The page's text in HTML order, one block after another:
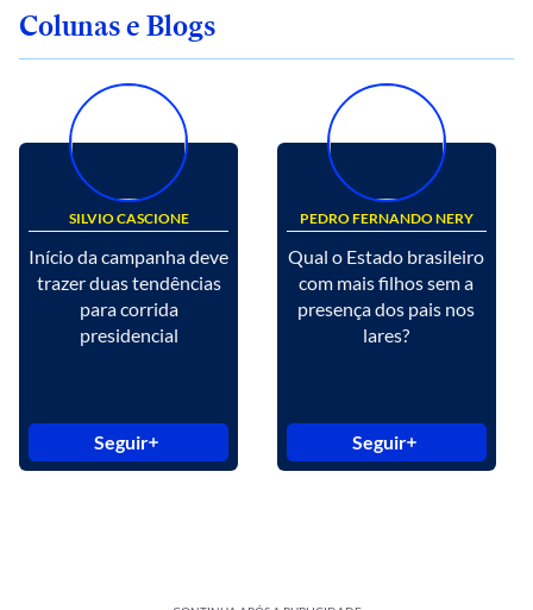
Colunas e Blogs
SILVIO CASCIONE
Início da campanha deve
trazer duas tendências
para corrida
presidencial
Seguir
PEDRO FERNANDO NERY
Qual o Estado brasileiro
com mais filhos sem a
presença dos pais nos
lares?
Seguir